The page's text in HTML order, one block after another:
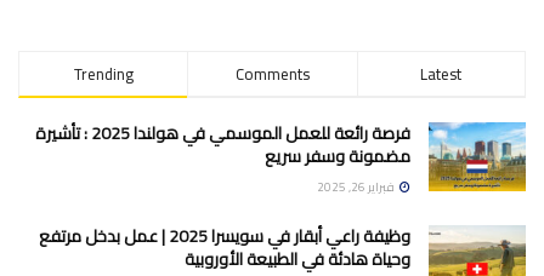
Trending Comments Latest
فرصة رائعة للعمل الموسمي في هولندا 2025 : تأشيرة
مضمونة وسفر سريع
فبراير 26, 2025
وظيفة راعي أبقار في سويسرا 2025 | عمل بدخل مرتفع
وحياة هادئة في الطبيعة الأوروبية